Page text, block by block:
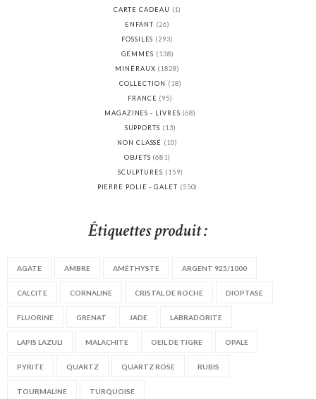
CARTE CADEAU (1)
ENFANT (26)
FOSSILES (293)
GEMMES (138)
MINÉRAUX (1828)
COLLECTION (18)
FRANCE (95)
MAGAZINES - LIVRES (68)
SUPPORTS (13)
NON CLASSÉ (10)
OBJETS (681)
SCULPTURES (159)
PIERRE POLIE - GALET (550)
Étiquettes produit :
AGATE AMBRE AMÉTHYSTE ARGENT 925/1000
CALCITE CORNALINE CRISTAL DE ROCHE DIOPTASE
FLUORINE GRENAT JADE LABRADORITE
LAPIS LAZULI MALACHITE OEIL DE TIGRE OPALE
PYRITE QUARTZ QUARTZ ROSE RUBIS
TOURMALINE TURQUOISE